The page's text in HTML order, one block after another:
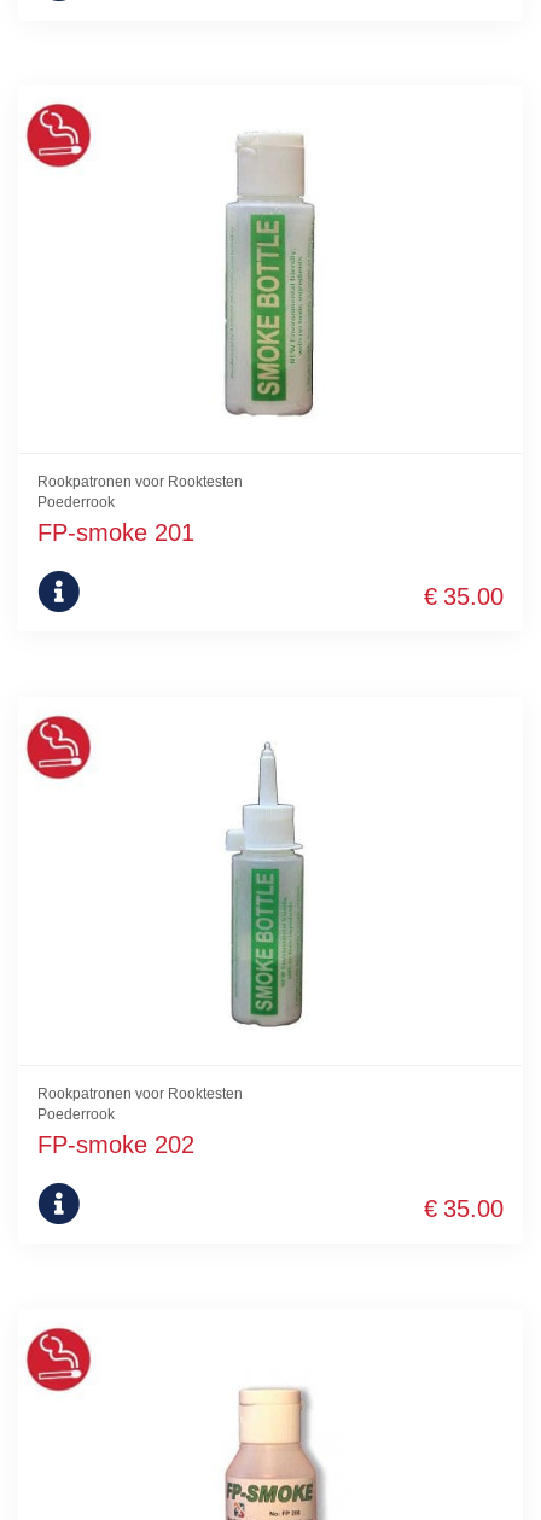
Rookpatronen voor Rooktesten
Poederrook
FP-smoke 201
€ 35.00
Rookpatronen voor Rooktesten
Poederrook
FP-smoke 202
€ 35.00